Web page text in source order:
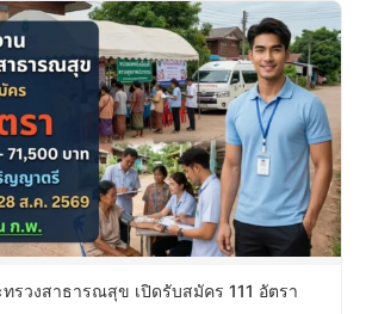
รวงสาธารณสุข เปิดรับสมัคร 111 อัตรา